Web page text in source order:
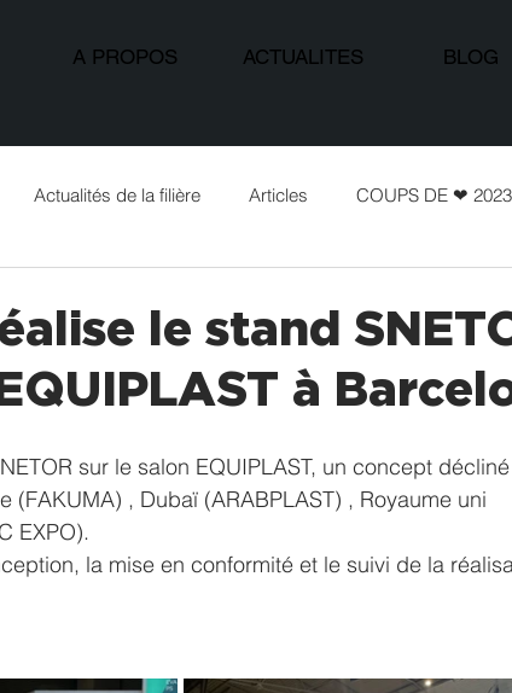
A PROPOS ACTUALITES BLOG
Actualités de la filière Articles COUPS DE ❤ 2023
le stand
à
sur le salon EQUIPLAST, un concept
(FAKUMA) , Dubaï (ARABPLAST) , Royaume uni
EXPO).
la mise en conformité et le suivi de la